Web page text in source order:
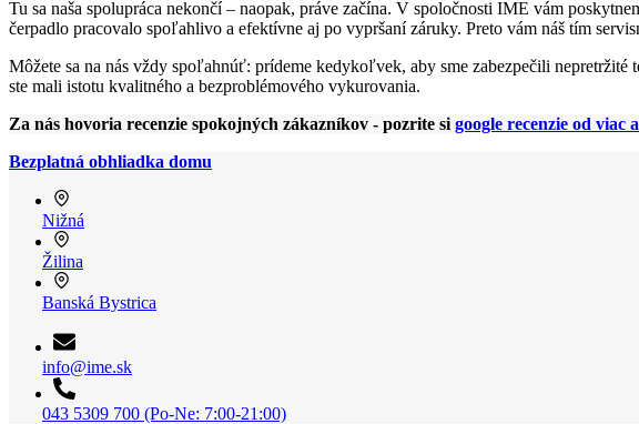
Tu sa naša spolupráca nekončí – naopak, práve začína. V spoločnosti IME vám
čerpadlo pracovalo spoľahlivo a efektívne aj po vypršaní záruky. Preto vám náš tím
Môžete sa na nás vždy spoľahnúť: prídeme kedykoľvek, aby sme zabezpečili
ste mali istotu kvalitného a bezproblémového vykurovania.
Za nás hovoria recenzie spokojných zákazníkov - pozrite si google recenzie od viac
Bezplatná obhliadka domu
Nižná
Žilina
Banská Bystrica
info@ime.sk
043 5309 700 (Po-Ne: 7:00-21:00)